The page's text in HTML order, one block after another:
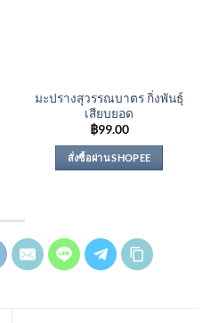
มะปรางสุวรรณบาตร กิ่งพันธุ์
เสียบยอด
฿99.00
สั่งซื้อผ่าน SHOPEE